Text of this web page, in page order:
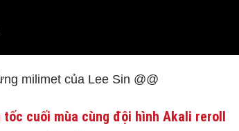
milimet của Lee Sin @@
tốc cuối mùa cùng đội hình Akali reroll